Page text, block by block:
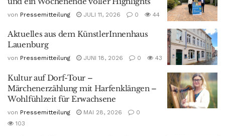
von Pressemitteilung JULI 11, 2026 0 44
Aktuelles aus dem KünstlerInnenhaus
Lauenburg
von Pressemitteilung JUNI 18, 2026 0 43
Kultur auf Dorf-Tour –
Märchenerzählung mit Harfenklängen –
Wohlfühlzeit für Erwachsene
von Pressemitteilung MAI 28, 2026
0
103